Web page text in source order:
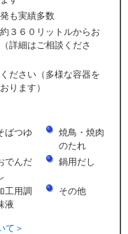
も実績多数
３６０リットルからお
詳細はご相談くださ
ださい（多様な容器を
ります）
ばつゆ
焼鳥・焼肉
のたれ
でんだ
鍋用だし
工用調
液
その他
て＞